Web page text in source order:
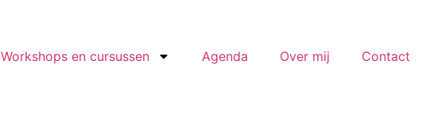
Workshops en cursussen Agenda Over mij Contact